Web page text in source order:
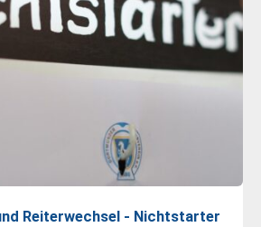
Reiterwechsel - Nichtstarter